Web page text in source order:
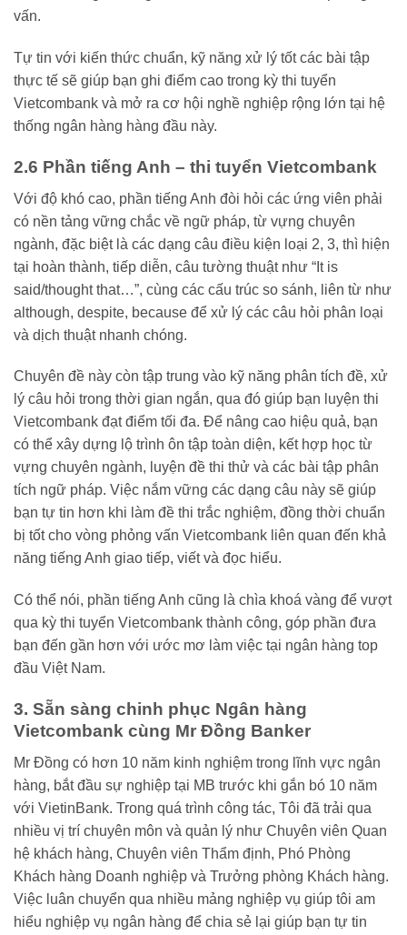
vấn.
Tự tin với kiến thức chuẩn, kỹ năng xử lý tốt các bài tập
thực tế sẽ giúp bạn ghi điểm cao trong kỳ thi tuyển
Vietcombank và mở ra cơ hội nghề nghiệp rộng lớn tại hệ
thống ngân hàng hàng đầu này.
2.6 Phần tiếng Anh – thi tuyển Vietcombank
Với độ khó cao, phần tiếng Anh đòi hỏi các ứng viên phải
có nền tảng vững chắc về ngữ pháp, từ vựng chuyên
ngành, đặc biệt là các dạng câu điều kiện loại 2, 3, thì hiện
tại hoàn thành, tiếp diễn, câu tường thuật như “It is
said/thought that…”, cùng các cấu trúc so sánh, liên từ như
although, despite, because để xử lý các câu hỏi phân loại
và dịch thuật nhanh chóng.
Chuyên đề này còn tập trung vào kỹ năng phân tích đề, xử
lý câu hỏi trong thời gian ngắn, qua đó giúp bạn luyện thi
Vietcombank đạt điểm tối đa. Để nâng cao hiệu quả, bạn
có thể xây dựng lộ trình ôn tập toàn diện, kết hợp học từ
vựng chuyên ngành, luyện đề thi thử và các bài tập phân
tích ngữ pháp. Việc nắm vững các dạng câu này sẽ giúp
bạn tự tin hơn khi làm đề thi trắc nghiệm, đồng thời chuẩn
bị tốt cho vòng phỏng vấn Vietcombank liên quan đến khả
năng tiếng Anh giao tiếp, viết và đọc hiểu.
Có thể nói, phần tiếng Anh cũng là chìa khoá vàng để vượt
qua kỳ thi tuyển Vietcombank thành công, góp phần đưa
bạn đến gần hơn với ước mơ làm việc tại ngân hàng top
đầu Việt Nam.
3. Sẵn sàng chinh phục Ngân hàng
Vietcombank cùng Mr Đồng Banker
Mr Đồng có hơn 10 năm kinh nghiệm trong lĩnh vực ngân
hàng, bắt đầu sự nghiệp tại MB trước khi gắn bó 10 năm
với VietinBank. Trong quá trình công tác, Tôi đã trải qua
nhiều vị trí chuyên môn và quản lý như Chuyên viên Quan
hệ khách hàng, Chuyên viên Thẩm định, Phó Phòng
Khách hàng Doanh nghiệp và Trưởng phòng Khách hàng.
Việc luân chuyển qua nhiều mảng nghiệp vụ giúp tôi am
hiểu nghiệp vụ ngân hàng để chia sẻ lại giúp bạn tự tin